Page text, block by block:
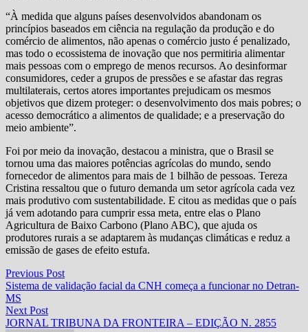
“À medida que alguns países desenvolvidos abandonam os
princípios baseados em ciência na regulação da produção e do
comércio de alimentos, não apenas o comércio justo é penalizado,
mas todo o ecossistema de inovação que nos permitiria alimentar
mais pessoas com o emprego de menos recursos. Ao desinformar
consumidores, ceder a grupos de pressões e se afastar das regras
multilaterais, certos atores importantes prejudicam os mesmos
objetivos que dizem proteger: o desenvolvimento dos mais pobres; o
acesso democrático a alimentos de qualidade; e a preservação do
meio ambiente”.
Foi por meio da inovação, destacou a ministra, que o Brasil se
tornou uma das maiores potências agrícolas do mundo, sendo
fornecedor de alimentos para mais de 1 bilhão de pessoas. Tereza
Cristina ressaltou que o futuro demanda um setor agrícola cada vez
mais produtivo com sustentabilidade. E citou as medidas que o país
já vem adotando para cumprir essa meta, entre elas o Plano
Agricultura de Baixo Carbono (Plano ABC), que ajuda os
produtores rurais a se adaptarem às mudanças climáticas e reduz a
emissão de gases de efeito estufa.
Navegação
de
Post
Previous PostPrevious
post:
Sistema de validação facial da CNH começa a funcionar no Detran-
MS
Next PostNext
post:
JORNAL TRIBUNA DA FRONTEIRA – EDIÇÃO N. 2855